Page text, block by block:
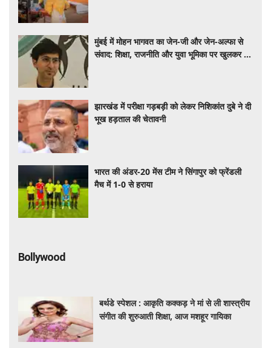
मुंबई में मोहन भागवत का जेन-जी और जेन-अल्फा से
संवाद: शिक्षा, राजनीति और युवा भूमिका पर खुलकर हुई
झारखंड में परीक्षा गड़बड़ी को लेकर निशिकांत दुबे ने दी
भूख हड़ताल की चेतावनी
भारत की अंडर-20 मेंस टीम ने सिंगापुर को फ्रेंडली
मैच में 1-0 से हराया
Bollywood
बर्थडे स्पेशल : आकृति कक्कड़ ने मां से ली शास्त्रीय
संगीत की शुरुआती शिक्षा, आज मशहूर गायिका